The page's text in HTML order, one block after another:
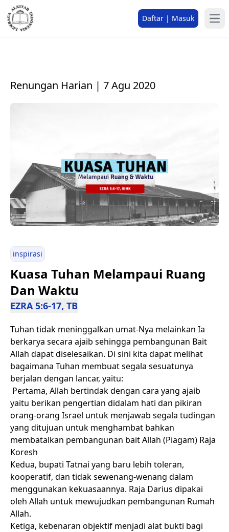
Daftar | Masuk
Renungan Harian | 7 Agu 2020
inspirasi
Kuasa Tuhan Melampaui Ruang
Dan Waktu
EZRA 5:6-17, TB
Tuhan tidak meninggalkan umat-Nya melainkan Ia
berkarya secara ajaib sehingga pembangunan Bait
Allah dapat diselesaikan. Di sini kita dapat melihat
bagaimana Tuhan membuat segala sesuatunya
berjalan dengan lancar, yaitu:
Pertama, Allah bertindak dengan cara yang ajaib
yaitu berikan pengertian didalam hati dan pikiran
orang-orang Israel untuk menjawab segala tudingan
yang ditujuan untuk menghambat bahkan
membatalkan pembangunan bait Allah (Piagam) Raja
Koresh
Kedua, bupati Tatnai yang baru lebih toleran,
kooperatif, dan tidak sewenang-wenang dalam
menggunakan kekuasaannya. Raja Darius dipakai
oleh Allah untuk mewujudkan pembangunan Rumah
Allah.
Ketiga, kebenaran objektif menjadi alat bukti bagi